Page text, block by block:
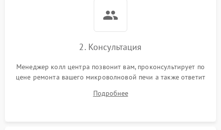
2. Консультация
Менеджер колл центра позвонит вам, проконсультирует по
цене ремонта вашего микроволновой печи а также ответит
Подробнее